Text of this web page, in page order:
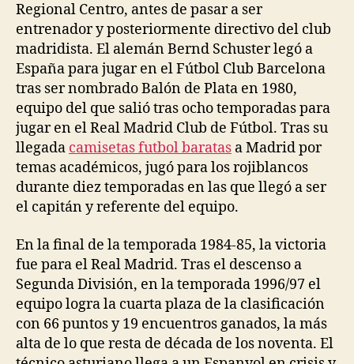
Regional Centro, antes de pasar a ser
entrenador y posteriormente directivo del club
madridista. El alemán Bernd Schuster legó a
España para jugar en el Fútbol Club Barcelona
tras ser nombrado Balón de Plata en 1980,
equipo del que salió tras ocho temporadas para
jugar en el Real Madrid Club de Fútbol. Tras su
llegada camisetas futbol baratas a Madrid por
temas académicos, jugó para los rojiblancos
durante diez temporadas en las que llegó a ser
el capitán y referente del equipo.
En la final de la temporada 1984-85, la victoria
fue para el Real Madrid. Tras el descenso a
Segunda División, en la temporada 1996/97 el
equipo logra la cuarta plaza de la clasificación
con 66 puntos y 19 encuentros ganados, la más
alta de lo que resta de década de los noventa. El